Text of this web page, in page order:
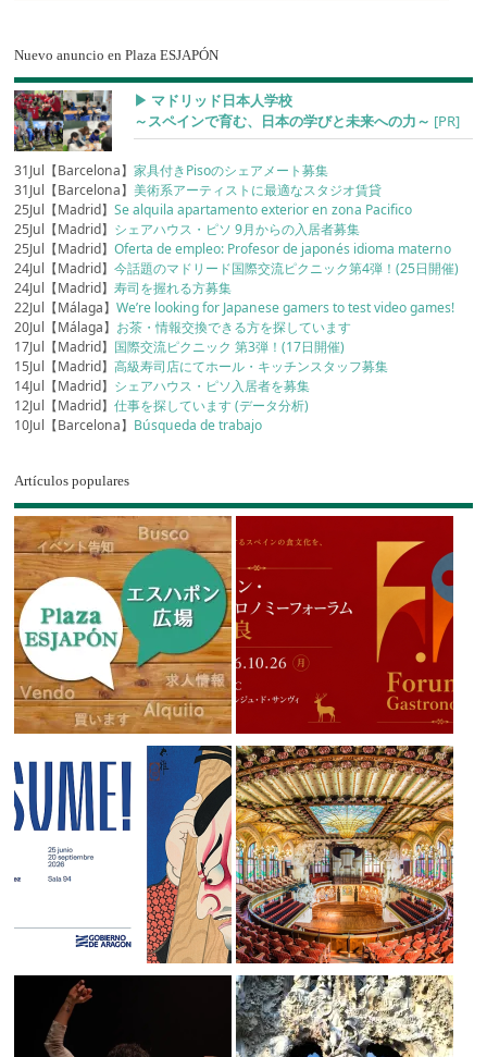
Nuevo anuncio en Plaza ESJAPÓN
▶︎ マドリッド日本人学校
～スペインで育む、日本の学びと未来への力～ [PR]
31Jul【Barcelona】家具付きPisoのシェアメート募集
31Jul【Barcelona】美術系アーティストに最適なスタジオ賃貸
25Jul【Madrid】Se alquila apartamento exterior en zona Pacifico
25Jul【Madrid】 シェアハウス・ピソ 9月からの入居者募集
25Jul【Madrid】Oferta de empleo: Profesor de japonés idioma materno
24Jul【Madrid】今話題のマドリード国際交流ピクニック第4弾！(25日開催)
24Jul【Madrid】寿司を握れる方募集
22Jul【Málaga】We’re looking for Japanese gamers to test video games!
20Jul【Málaga】 お茶・情報交換できる方を探しています
17Jul【Madrid】 国際交流ピクニック 第3弾！(17日開催)
15Jul【Madrid】高級寿司店にてホール・キッチンスタッフ募集
14Jul【Madrid】 シェアハウス・ピソ入居者を募集
12Jul【Madrid】仕事を探しています (データ分析)
10Jul【Barcelona】 Búsqueda de trabajo
Artículos populares